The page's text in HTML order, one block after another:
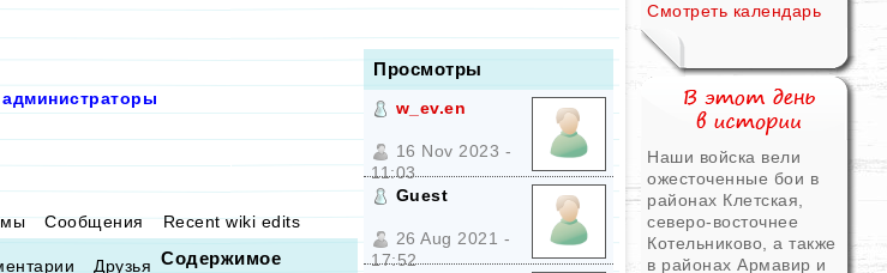
Сообщения Recent wiki edits
Друзья Содержимое
Просмотры
w_ev.en
16 Nov 2023 -
11:03
Guest
26 Aug 2021 -
17:52
Смотреть календарь
Наши войска вели
ожесточенные бои в
районах Клетская,
северо-восточнее
Котельниково, а также
в районах Армавир и